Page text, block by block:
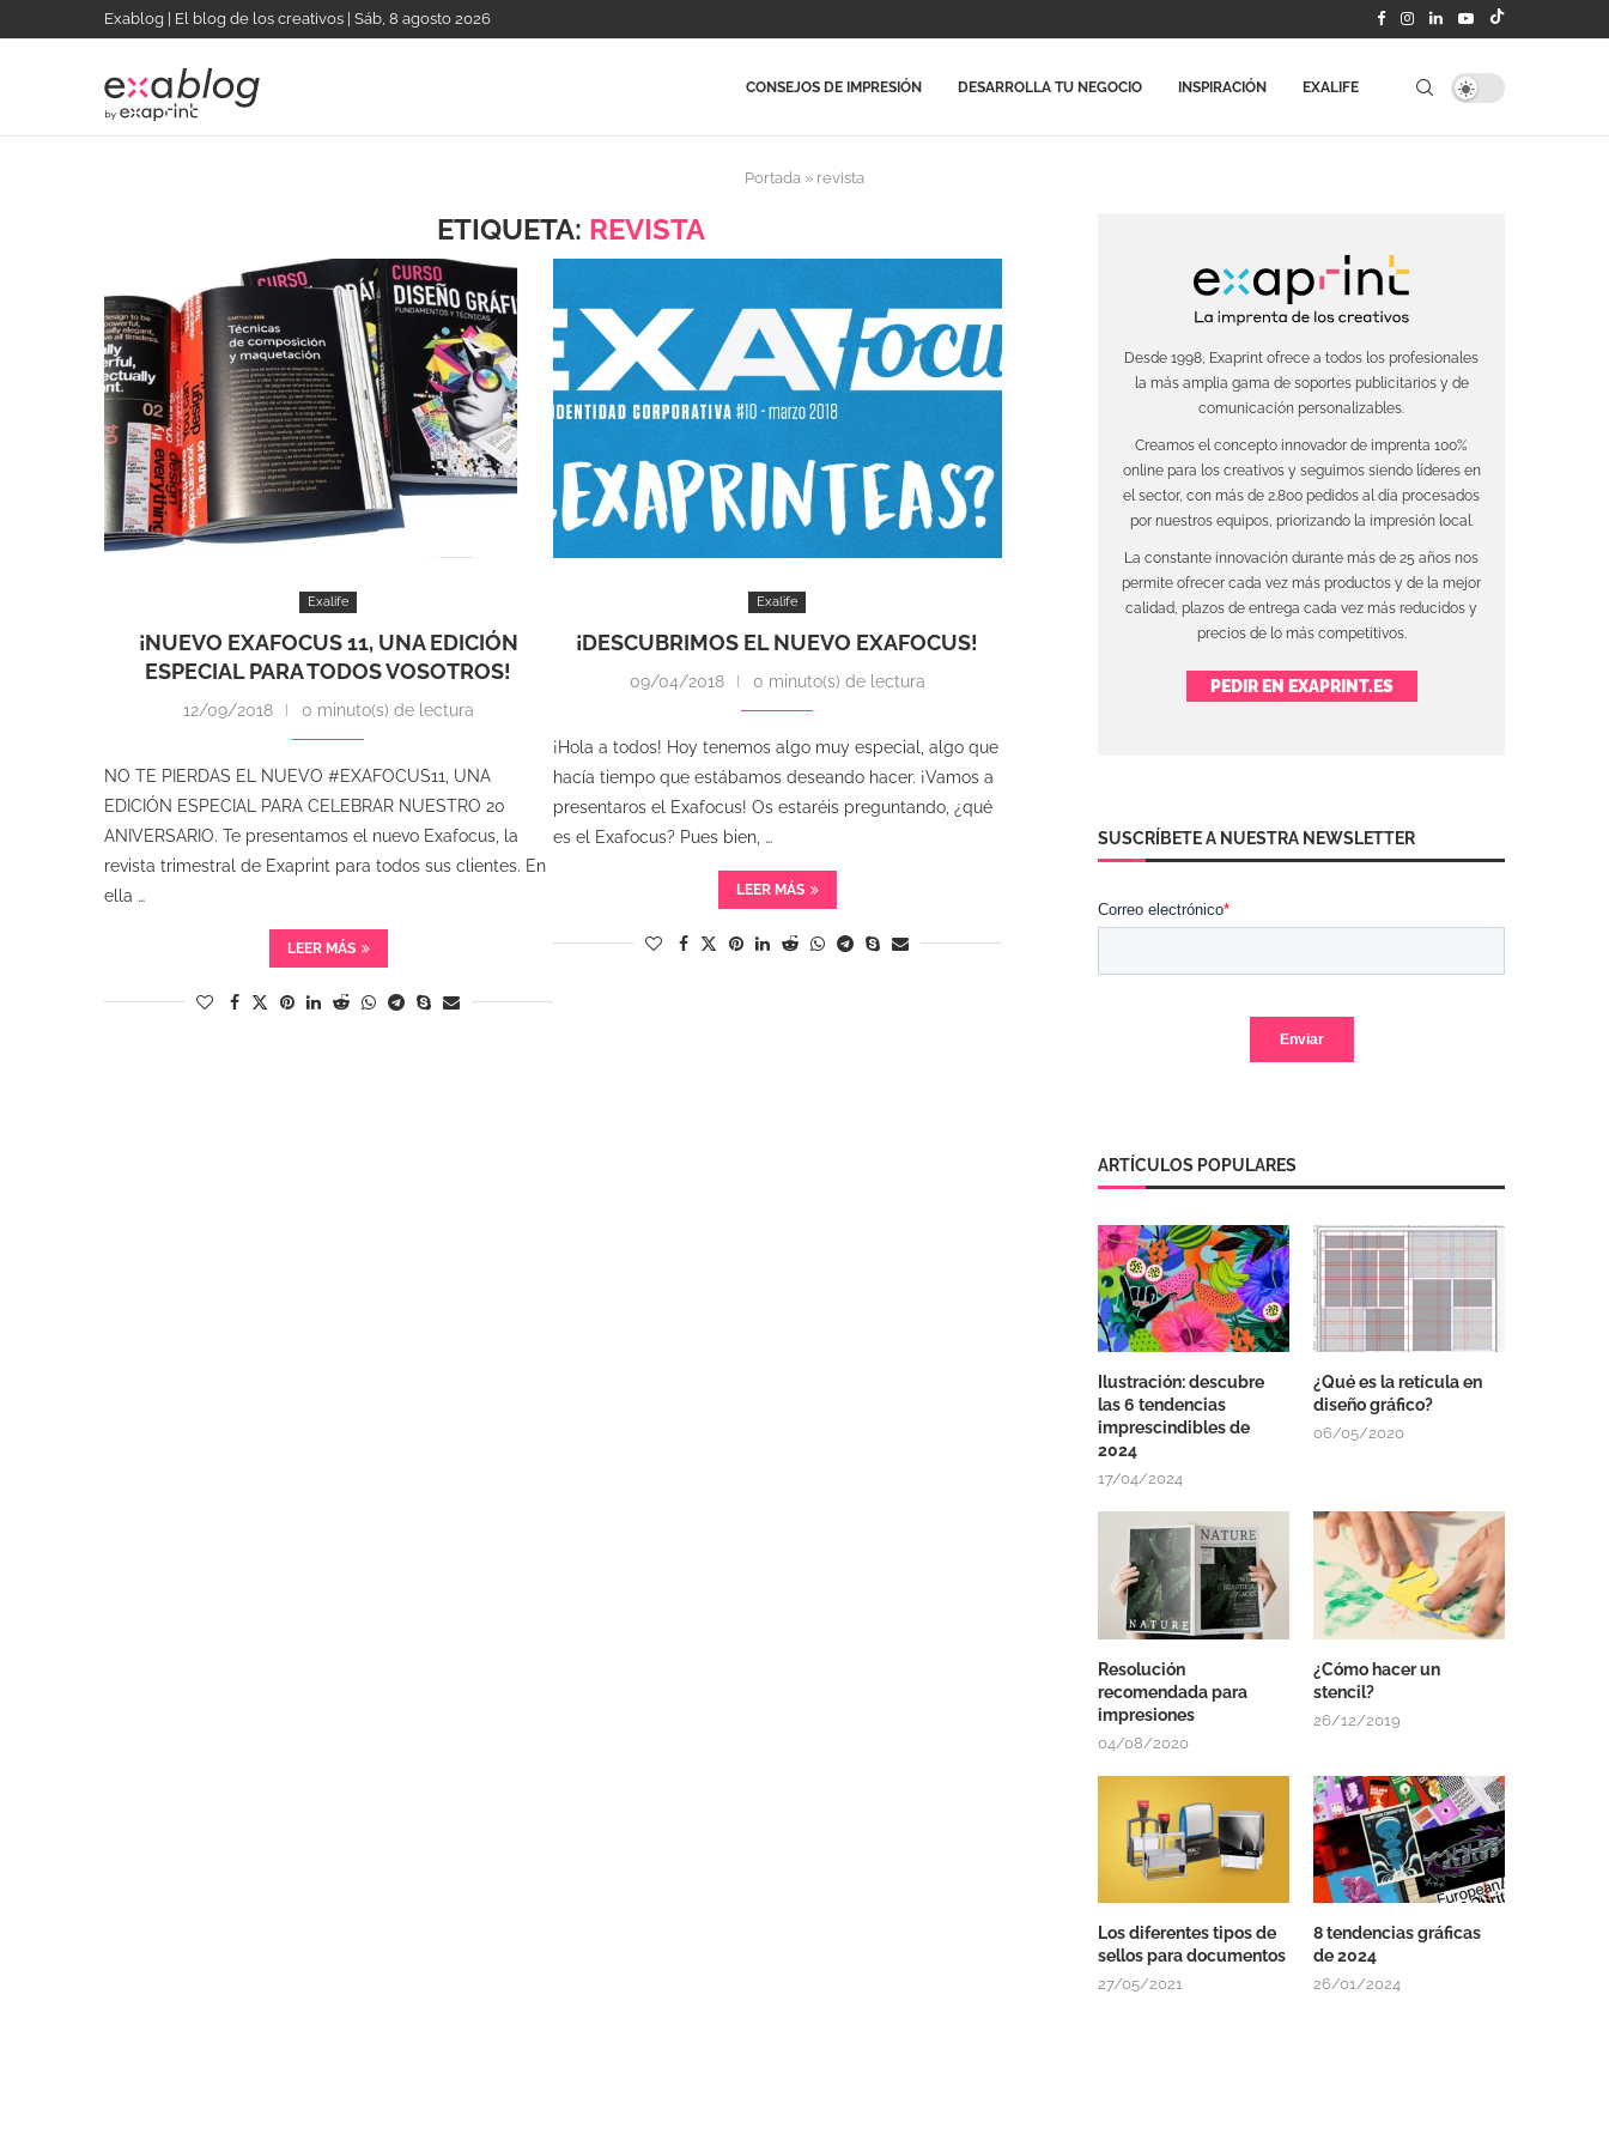
Exablog | El blog de los creativos | Sáb, 8 agosto 2026
CONSEJOS DE IMPRESIÓN DESARROLLA TU NEGOCIO INSPIRACIÓN EXALIFE
Portada » revista
ETIQUETA: REVISTA
Exalife
¡NUEVO EXAFOCUS 11, UNA EDICIÓN
ESPECIAL PARA TODOS VOSOTROS!
12/09/2018 0 minuto(s) de lectura
NO TE PIERDAS EL NUEVO #EXAFOCUS11, UNA
EDICIÓN ESPECIAL PARA CELEBRAR NUESTRO 20
ANIVERSARIO. Te presentamos el nuevo Exafocus, la
revista trimestral de Exaprint para todos sus clientes. En
ella …
LEER MÁS
Exalife
¡DESCUBRIMOS EL NUEVO EXAFOCUS!
09/04/2018 0 minuto(s) de lectura
¡Hola a todos! Hoy tenemos algo muy especial, algo que
hacía tiempo que estábamos deseando hacer. ¡Vamos a
presentaros el Exafocus! Os estaréis preguntando, ¿qué
es el Exafocus? Pues bien, …
LEER MÁS
Desde 1998, Exaprint ofrece a todos los profesionales
la más amplia gama de soportes publicitarios y de
comunicación personalizables.
Creamos el concepto innovador de imprenta 100%
online para los creativos y seguimos siendo líderes en
el sector, con más de 2.800 pedidos al día procesados
por nuestros equipos, priorizando la impresión local.
La constante innovación durante más de 25 años nos
permite ofrecer cada vez más productos y de la mejor
calidad, plazos de entrega cada vez más reducidos y
precios de lo más competitivos.
PEDIR EN EXAPRINT.ES
SUSCRÍBETE A NUESTRA NEWSLETTER
ARTÍCULOS POPULARES
Ilustración: descubre
las 6 tendencias
imprescindibles de
2024
17/04/2024
¿Qué es la retícula en
diseño gráfico?
06/05/2020
Resolución
recomendada para
impresiones
04/08/2020
¿Cómo hacer un
stencil?
26/12/2019
Los diferentes tipos de
sellos para documentos
27/05/2021
8 tendencias gráficas
de 2024
26/01/2024